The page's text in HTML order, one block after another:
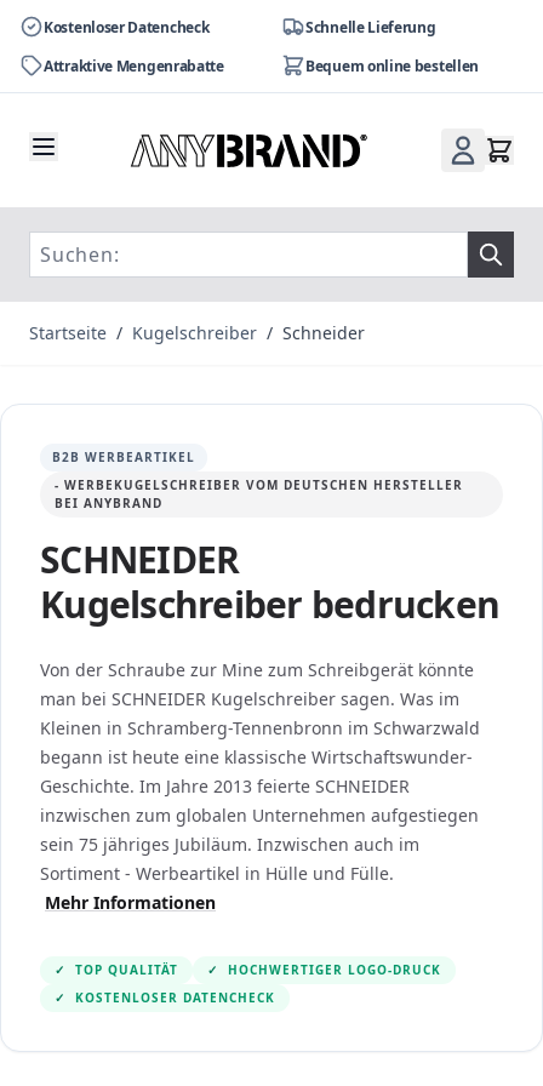
Kostenloser Datencheck
Schnelle Lieferung
Attraktive Mengenrabatte
Bequem online bestellen
Startseite / Kugelschreiber / Schneider
B2B WERBEARTIKEL
- WERBEKUGELSCHREIBER VOM DEUTSCHEN HERSTELLER
BEI ANYBRAND
SCHNEIDER
Kugelschreiber bedrucken
Von der Schraube zur Mine zum Schreibgerät könnte
man bei SCHNEIDER Kugelschreiber sagen. Was im
Kleinen in Schramberg-Tennenbronn im Schwarzwald
begann ist heute eine klassische Wirtschaftswunder-
Geschichte. Im Jahre 2013 feierte SCHNEIDER
inzwischen zum globalen Unternehmen aufgestiegen
sein 75 jähriges Jubiläum. Inzwischen auch im
Sortiment - Werbeartikel in Hülle und Fülle.
Mehr Informationen
✓ TOP QUALITÄT ✓
HOCHWERTIGER LOGO-DRUCK
✓
KOSTENLOSER DATENCHECK